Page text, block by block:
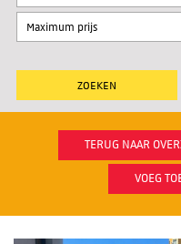
TERUG NAAR
VOEG